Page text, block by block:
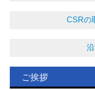
新卒 募集要項
中途 募集要項（製造管
お問合せ
CSRの
ご挨拶